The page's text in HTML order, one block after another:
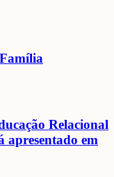
Relacional
apresentado em